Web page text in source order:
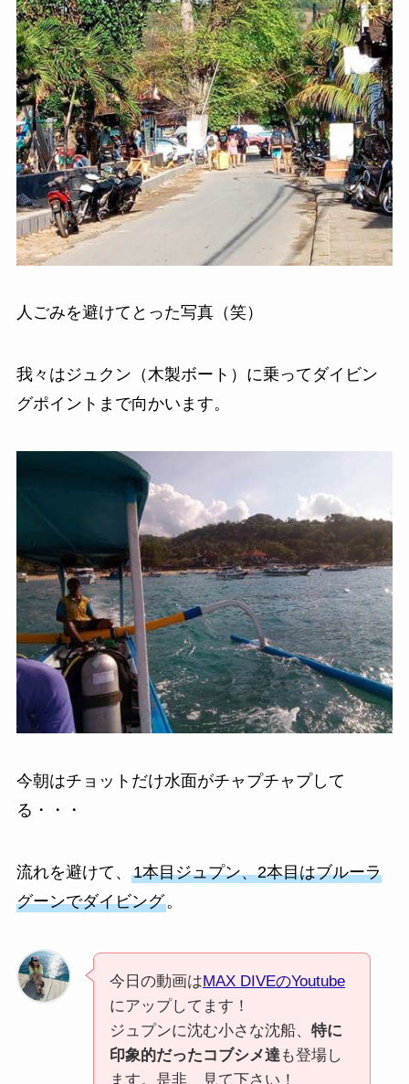
人ごみを避けてとった写真（笑）
我々はジュクン（木製ボート）に乗ってダイビン
グポイントまで向かいます。
今朝はチョットだけ水面がチャプチャプして
る・・・
流れを避けて、 1本目ジュプン、2本目はブルーラ
グーンでダイビング。
今日の動画はMAX DIVEのYoutube
にアップしてます！
ジュプンに沈む小さな沈船、 特に
印象的だったコブシメ達 も登場し
ます。是非、見て下さい！